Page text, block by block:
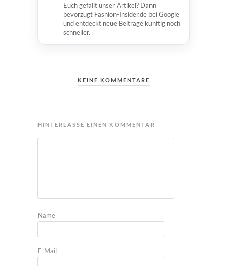
Euch gefällt unser Artikel? Dann
bevorzugt Fashion-Insider.de bei Google
und entdeckt neue Beiträge künftig noch
schneller.
KEINE KOMMENTARE
HINTERLASSE EINEN KOMMENTAR
Name
E-Mail